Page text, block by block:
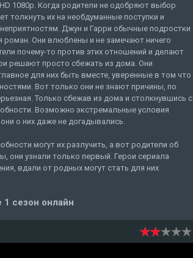
1080p. Когда родители не одобряют выбор
толкнуть их на необдуманные поступки и
Джун и Гарри обычные подростки
роман. Они влюблены и не замечают ничего
почему-то против этих отношений и делают
решают просто сбежать из дома. Они
для них быть вместе, уверенные в том что
Вот только они не знают причины, по
Только сбежав из дома и столкнувшись с
Возможно экстремальные условия
о них даже не догадывались.
могут их разлучить, а вот родители об
они узнали только первый. Герои сериала
вдали от родных могут стать для них
сезон онлайн